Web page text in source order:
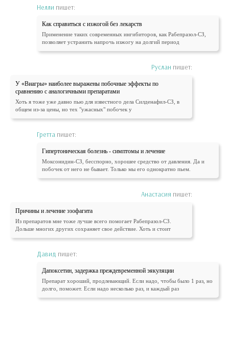
Нелли пишет:
Как справиться с изжогой без лекарств
Применение таких современных ингибиторов, как Рабепразол-СЗ,
позволяет устранить напрочь изжогу на долгий период
Руслан пишет:
У «Виагры» наиболее выражены побочные эффекты по
сравнению с аналогичными препаратами
Хоть я тоже уже давно пью для известного дела Силденафил-СЗ, в
общем из-за цены, но тех "ужасных" побочек у
Гретта пишет:
Гипертоническая болезнь - симптомы и лечение
Моксонидин-СЗ, бесспорно, хорошее средство от давления. Да и
побочек от него не бывает. Только мы его однократно пьем.
Анастасия пишет:
Причины и лечение эзофагита
Из препаратов мне тоже лучше всего помогает Рабепразол-СЗ.
Дольше многих других сохраняет свое действие. Хоть и стоит
Давид пишет:
Дапоксетин, задержка преждевременной эякуляции
Препарат хороший, продлевающий. Если надо, чтобы было 1 раз, но
долго, поможет. Если надо несколько раз, и каждый раз